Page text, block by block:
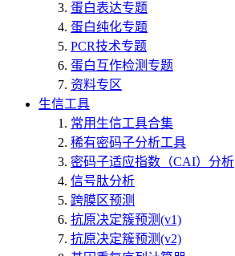
蛋白表达专题
蛋白纯化专题
PCR技术专题
蛋白互作检测专题
资料专区
生信工具
常用生信工具合集
稀有密码子分析工具
密码子适应指数（CAI）分析
信号肽分析
跨膜区预测
抗原决定簇预测(v1)
抗原决定簇预测(v2)